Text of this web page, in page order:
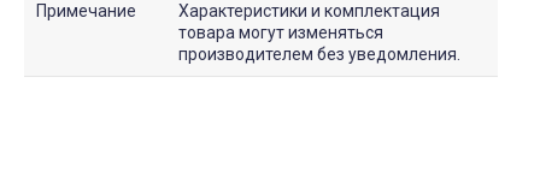
Примечание
Характеристики и комплектация
товара могут изменяться
производителем без уведомления.